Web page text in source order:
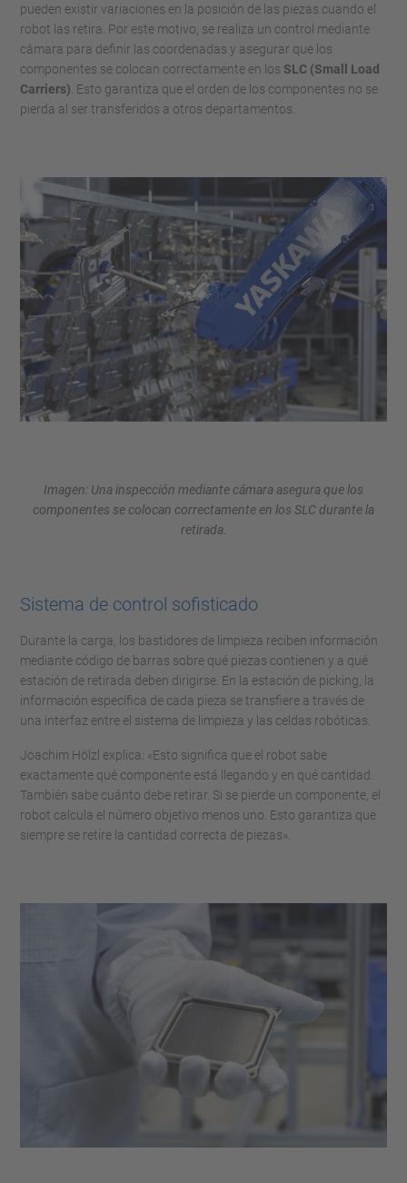
pueden existir variaciones en la posición de las piezas cuando el
robot las retira. Por este motivo, se realiza un control mediante
cámara para definir las coordenadas y asegurar que los
componentes se colocan correctamente en los SLC (Small Load
Carriers) . Esto garantiza que el orden de los componentes no se
pierda al ser transferidos a otros departamentos.
Imagen: Una inspección mediante cámara asegura que los
componentes se colocan correctamente en los SLC durante la
retirada.
Sistema de control sofisticado
Durante la carga, los bastidores de limpieza reciben información
mediante código de barras sobre qué piezas contienen y a qué
estación de retirada deben dirigirse. En la estación de picking, la
información específica de cada pieza se transfiere a través de
una interfaz entre el sistema de limpieza y las celdas robóticas.
Joachim Hölzl explica: «Esto significa que el robot sabe
exactamente qué componente está llegando y en qué cantidad.
También sabe cuánto debe retirar. Si se pierde un componente, el
robot calcula el número objetivo menos uno. Esto garantiza que
siempre se retire la cantidad correcta de piezas».